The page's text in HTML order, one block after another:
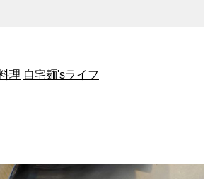
理 自宅麺'sライフ